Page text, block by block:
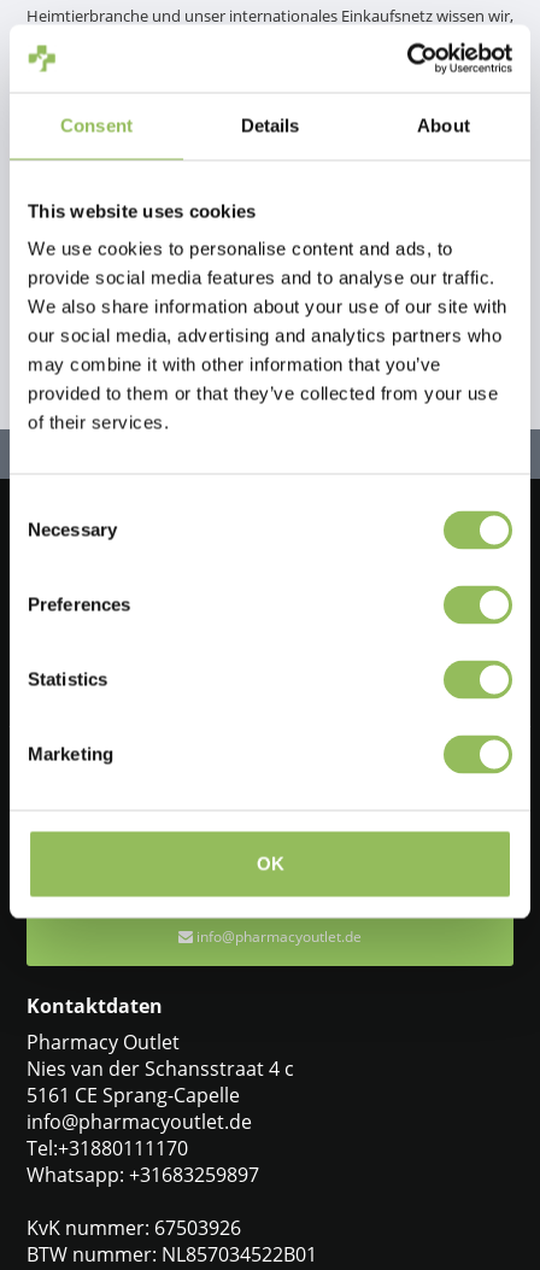
Consent Details About
This website uses cookies
We use cookies to personalise content and ads, to
provide social media features and to analyse our traffic.
We also share information about your use of our site with
our social media, advertising and analytics partners who
may combine it with other information that you’ve
provided to them or that they’ve collected from your use
of their services.
Selection
Necessary
Preferences
Statistics
Marketing
OK
Heimtierbranche und unser internationales Einkaufsnetz wissen wir,
was gute neue Produkte sind. Unser Ziel ist es, Ihre erste Wahl für
den Online-Einkauf von Tierpflegeprodukten zu sein. Unsere
Vögeln, Nagetieren und Nutztieren. Wir wählen die Produkte für Sie
aus und liefern sie zu Ihnen nach Hause, wenn Sie sie brauchen.
Wir kümmern uns um Tiere und ihre Besitzer.
Lassen Sie uns in Kontakt bleiben!
Haben Sie eine Frage?
+31880111170
info@pharmacyoutlet.de
Kontaktdaten
Pharmacy Outlet
Nies van der Schansstraat 4 c
5161 CE Sprang-Capelle
info@pharmacyoutlet.de
Tel:+31880111170
Whatsapp: +31683259897
KvK nummer: 67503926
BTW nummer: NL857034522B01